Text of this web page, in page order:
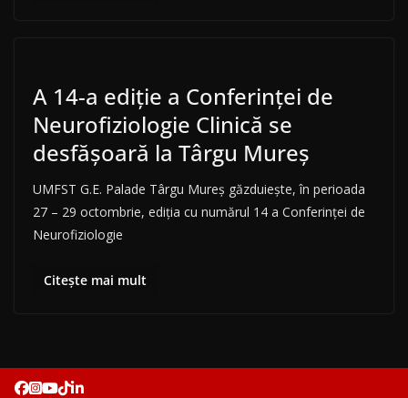
A 14-a ediție a Conferinței de
Neurofiziologie Clinică se
desfășoară la Târgu Mureș
UMFST G.E. Palade Târgu Mureș găzduiește, în perioada
27 – 29 octombrie, ediția cu numărul 14 a Conferinței de
Neurofiziologie
Citește mai mult